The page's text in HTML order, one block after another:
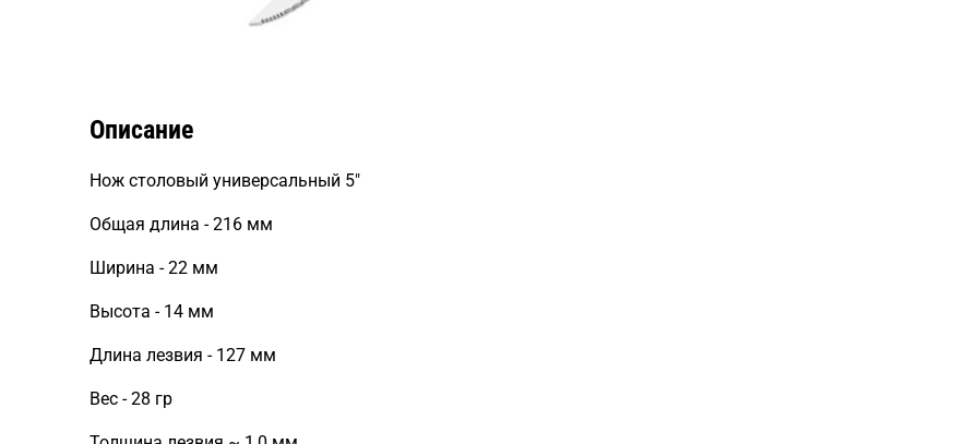
Описание
Нож столовый универсальный 5"
Общая длина - 216 мм
Ширина - 22 мм
Высота - 14 мм
Длина лезвия - 127 мм
Вес - 28 гр